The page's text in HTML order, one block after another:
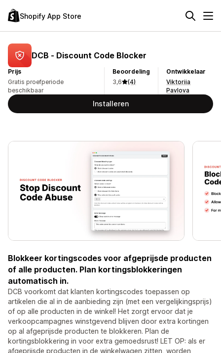
Shopify App Store
DCB ‑ Discount Code Blocker
Prijs
Gratis proefperiode
beschikbaar
Beoordeling
3,6
(4)
Ontwikkelaar
Viktoriia
Pavlova
Installeren
Blokkeer kortingscodes voor afgeprijsde producten
of alle producten. Plan kortingsblokkeringen
automatisch in.
DCB voorkomt dat klanten kortingscodes toepassen op
artikelen die al in de aanbieding zijn (met een vergelijkingsprijs)
of op alle producten in de winkel! Het zorgt ervoor dat je
verkoopcampagnes winstgevend blijven door extra kortingen
op al afgeprijsde producten te blokkeren. Plan de
kortingsblokkering in voor extra gemoedsrust! LET OP: als er
afgeprijsde producten in de winkelwagen zitten, worden